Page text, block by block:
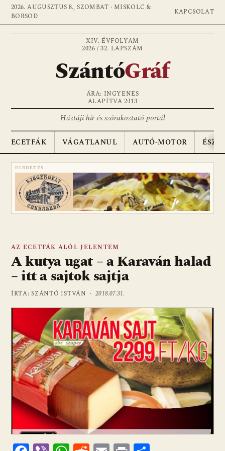
2026. AUGUSZTUS 8., SZOMBAT · MISKOLC &
BORSOD
KAPCSOLAT
XIV. ÉVFOLYAM
2026 / 32. LAPSZÁM
SzántóGráf
ÁRA: INGYENES
ALAPÍTVA 2013
Háztáji hír és szórakoztató portál
ECETFÁK VÁGATLANUL AUTÓ-MOTOR
HIRDETÉS
AZ ECETFÁK ALÓL JELENTEM
A kutya ugat – a Karaván halad
– itt a sajtok sajtja
ÍRTA: SZÁNTÓ ISTVÁN ·2018.07.31.